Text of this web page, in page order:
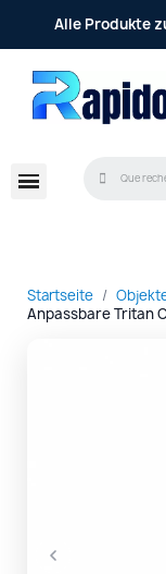
Alle Produkte
Startseite
Anpassbare Tritan